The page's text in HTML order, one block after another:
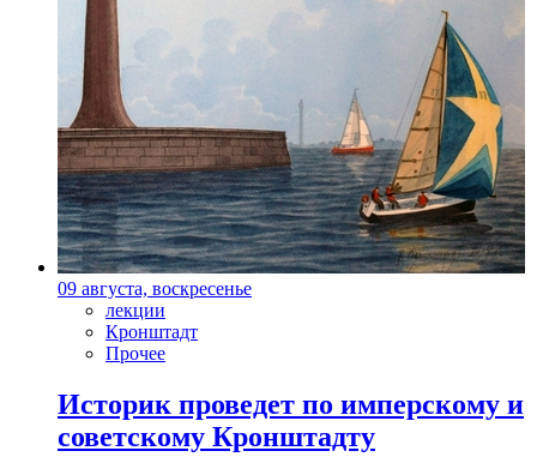
09 августа, воскресенье
лекции
Кронштадт
Прочее
Историк проведет по имперскому и
советскому Кронштадту